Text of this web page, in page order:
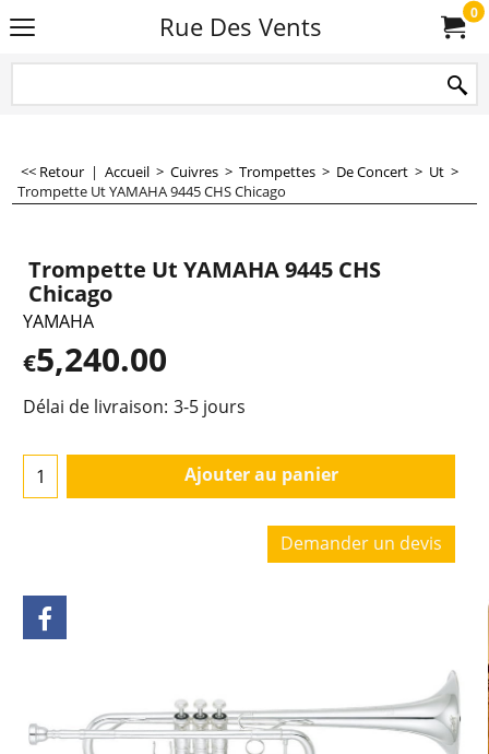
Rue Des Vents 0
<< Retour | Accueil > Cuivres > Trompettes > De Concert > Ut >
Trompette Ut YAMAHA 9445 CHS Chicago
Trompette Ut YAMAHA 9445 CHS
Chicago
YAMAHA
€5,240.00
Délai de livraison: 3-5 jours
Ajouter au panier
Demander un devis